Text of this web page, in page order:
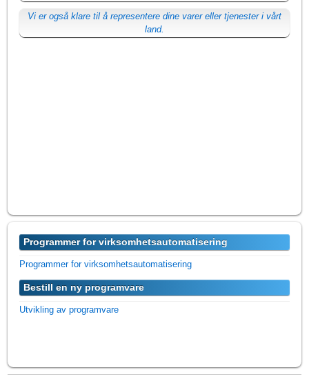
Vi er også klare til å representere dine varer eller tjenester i vårt
land.
Programmer for virksomhetsautomatisering
Programmer for virksomhetsautomatisering
Bestill en ny programvare
Utvikling av programvare